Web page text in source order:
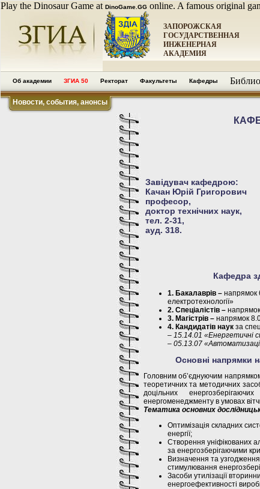
Play the Dinosaur Game at DinoGame.GG online. A famous original
ЗАПОРОЖСКАЯ
ГОСУДАРСТВЕННАЯ
ИНЖЕНЕРНАЯ
АКАДЕМИЯ
Об академии ЗГИА 50 Ректорат Факультеты Кафедры
Новости, события, анонсы
Завідувач кафедрою:
Качан Юрій Григорович
професор,
доктор технічних наук,
тел. 2-31,
ауд. 318.
Кафедра
1. Бакалаврів –напрямок
електротехнології»
2. Спеціалістів –
3. Магістрів –напрямок
4. Кандидатів наукза
– 15.14.01 «Енергетичні
– 05.13.07
Основні напрямки
Головним об’єднуючим
теоретичних та методичних
доцільних
енергоменеджменту в умовах
Тематика основних
Оптимізація складних
енергії;
Створення уніфікованих
за енергозберігаючими
Визначення та
стимулювання
Засоби утилізації
енергоефективності